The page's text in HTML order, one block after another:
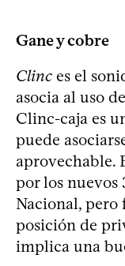
Gane y cobre
Clinc es el
asocia al uso
Clinc-caja es
puede
aprovechable.
por los nuevos
Nacional,
posición de
implica una